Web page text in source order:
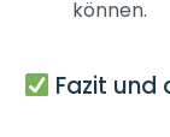
können.
Fazit und